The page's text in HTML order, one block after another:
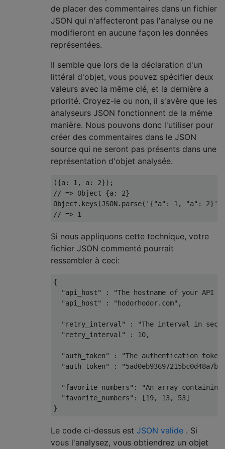
de placer des commentaires dans un fichier
JSON qui n'affecteront pas l'analyse ou ne
modifieront en aucune façon les données
représentées.
Il semble que lors de la déclaration d'un
littéral d'objet, vous pouvez spécifier deux
valeurs avec la même clé, et la dernière a
priorité. Croyez-le ou non, il s'avère que les
analyseurs JSON fonctionnent de la même
manière. Nous pouvons donc l'utiliser pour
créer des commentaires dans le JSON
source qui ne seront pas présents dans une
représentation d'objet analysée.
({a: 1 , a: 2});
// => Object {a: 2}
Object . keys (JSON. parse( '{"a": 1, "a": 2}'
// => 1
Si nous appliquons cette technique, votre
fichier JSON commenté pourrait
ressembler à ceci:
{
"api_host"
:
"The hostname of your API
"api_host"
: "hodorhodor.com" ,
"retry_interval" :
"The interval in
"retry_interval"
: 10,
"auth_token" :
"The authentication
"auth_token"
:
"favorite_numbers" :
"An array
"favorite_numbers" : [19, 13, 53]
}
Le code ci-dessus est JSON valide . Si
vous l'analysez, vous obtiendrez un objet